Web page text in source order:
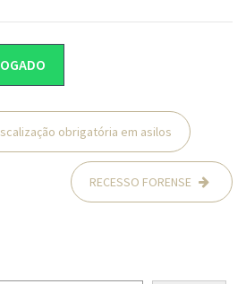
obrigatória em asilos
RECESSO FORENSE